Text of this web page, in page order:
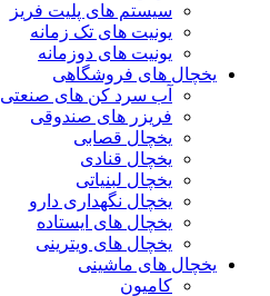
سیستم های پلیت فریز
یونیت های تک زمانه
یونیت های دوزمانه
یخچال های فروشگاهی
آب سرد کن های صنعتی
فریزر های صندوقی
یخچال قصابی
یخچال قنادی
یخچال لبنیاتی
یخچال نگهداری دارو
یخچال های ایستاده
یخچال های ویترینی
یخچال های ماشینی
کامیون